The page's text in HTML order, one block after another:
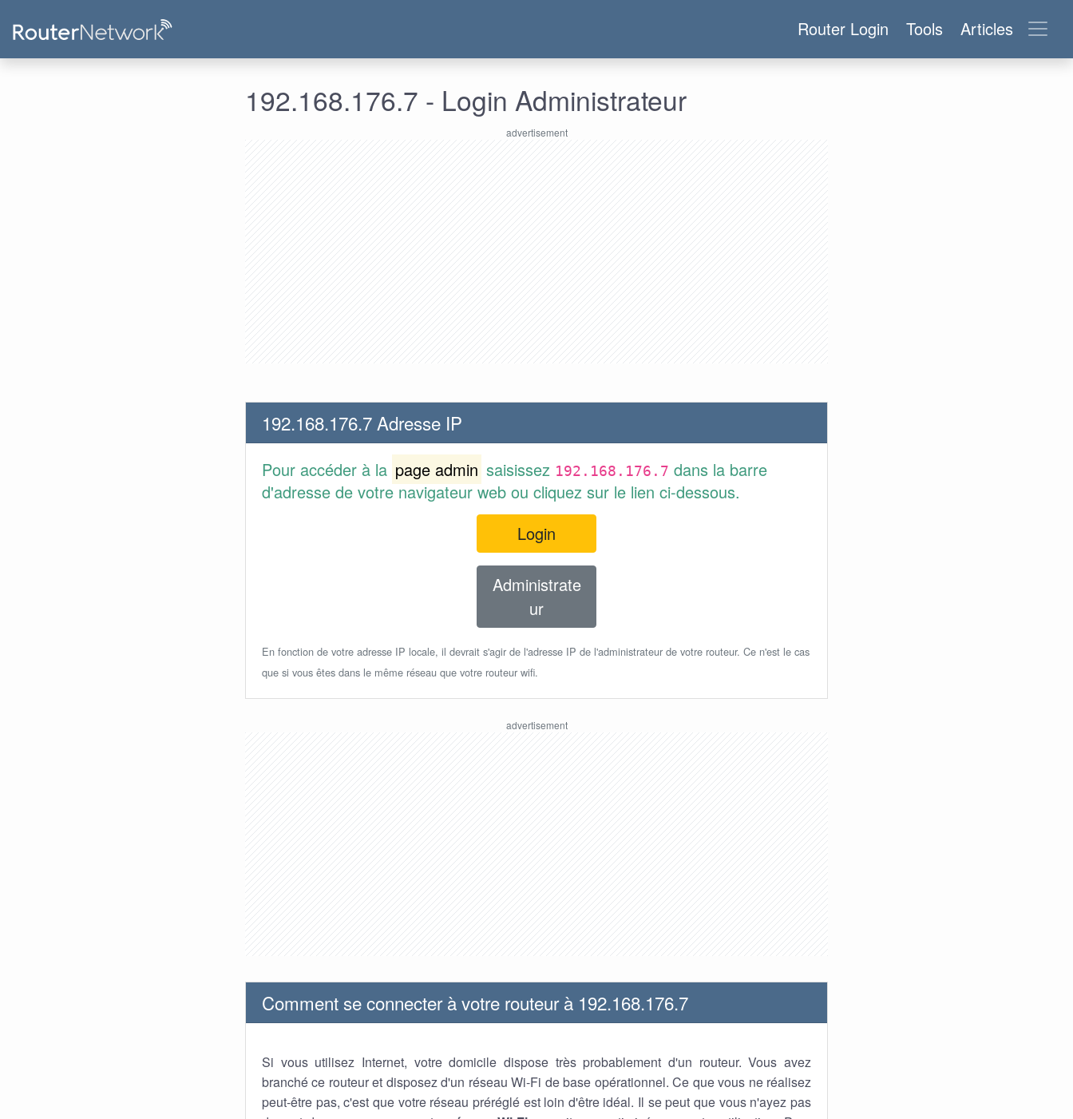
Router Login Tools Articles
192.168.176.7 - Login Administrateur
192.168.176.7 Adresse IP
Pour accéder à la page admin saisissez 192.168.176.7 dans la barre
d'adresse de votre navigateur web ou cliquez sur le lien ci-dessous.
Login
Administrate
ur
En fonction de votre adresse IP locale, il devrait s'agir de l'adresse IP de l'administrateur de votre routeur. Ce n'est le cas
que si vous êtes dans le même réseau que votre routeur wifi.
Comment se connecter à votre routeur à 192.168.176.7
Si vous utilisez Internet, votre domicile dispose très probablement d'un routeur. Vous avez
branché ce routeur et disposez d'un réseau Wi-Fi de base opérationnel. Ce que vous ne réalisez
peut-être pas, c'est que votre réseau préréglé est loin d'être idéal. Il se peut que vous n'ayez pas